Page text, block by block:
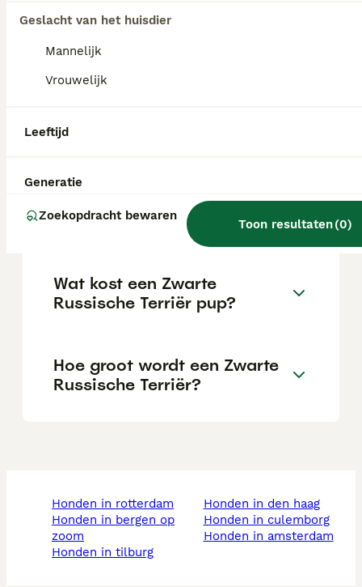
Geslacht van het huisdier
Mannelijk
Vrouwelijk
Leeftijd
Generatie
Zoekopdracht bewaren
Toon resultaten(0)
zwarte russische terriër?
De Zwarte Russische Terriër is rustig,
terughoudend tegenover vreemden en heeft
een sterke bewakingsdrang. Hij vraagt een
Wat is de gemiddelde prijs
van een russische toy
terriër?
Wat kost een Zwarte
Russische Terriër pup?
Hoe groot wordt een Zwarte
Russische Terriër?
honden in rotterdam
honden in bergen op
zoom
honden in tilburg
honden in den haag
honden in culemborg
honden in amsterdam